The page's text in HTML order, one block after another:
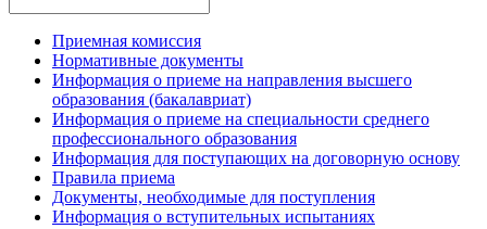
Приемная комиссия
Нормативные документы
Информация о приеме на направления высшего
образования (бакалавриат)
Информация о приеме на специальности среднего
профессионального образования
Информация для поступающих на договорную основу
Правила приема
Документы, необходимые для поступления
Информация о вступительных испытаниях